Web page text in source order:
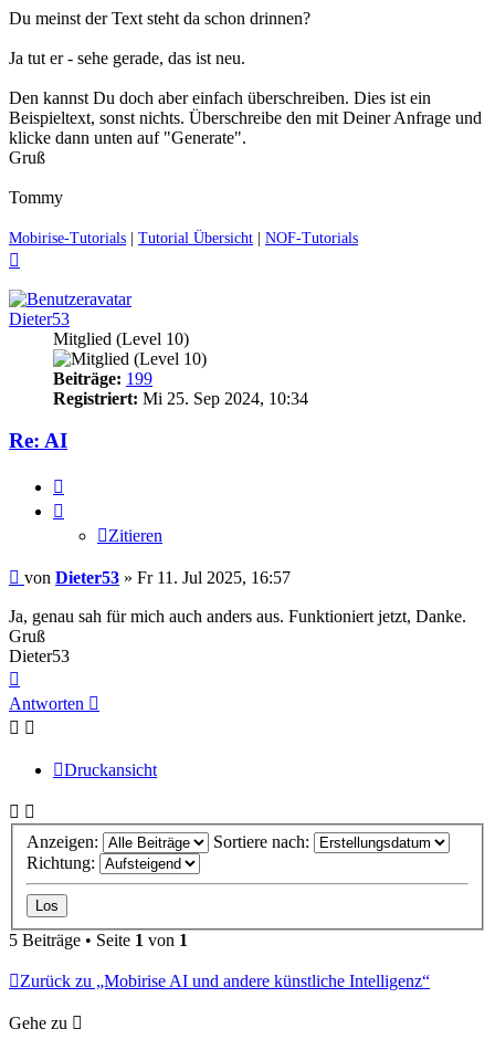
Du meinst der Text steht da schon drinnen?
Ja tut er - sehe gerade, das ist neu.
Den kannst Du doch aber einfach überschreiben. Dies ist ein
Beispieltext, sonst nichts. Überschreibe den mit Deiner Anfrage und
klicke dann unten auf "Generate".
Gruß
Tommy
Mobirise-Tutorials | Tutorial Übersicht | NOF-Tutorials
Dieter53
Mitglied (Level 10)
Beiträge: 199
Registriert: Mi 25. Sep 2024, 10:34
Re: AI
Zitieren
Ungelesener
von Dieter53 » Fr 11. Jul 2025, 16:57
Ja, genau sah für mich auch anders aus. Funktioniert jetzt, Danke.
Gruß
Dieter53
oben
Antworten
Druckansicht
Anzeigen:
Sortiere nach:
Richtung:
5 Beiträge • Seite 1 von 1
Zurück zu „Mobirise AI und andere künstliche Intelligenz“
Gehe zu